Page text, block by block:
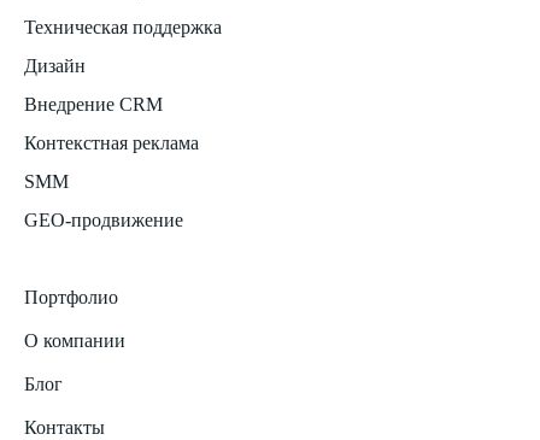
Техническая поддержка
Дизайн
Внедрение CRM
Контекстная реклама
SMM
GEO-продвижение
Портфолио
О компании
Блог
Контакты